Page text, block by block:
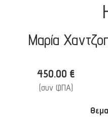
Μαρία
450.00 €
(συν ΦΠΑ)